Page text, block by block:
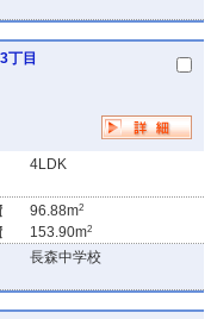
丁目
4LDK
96.88m2
153.90m2
長森中学校